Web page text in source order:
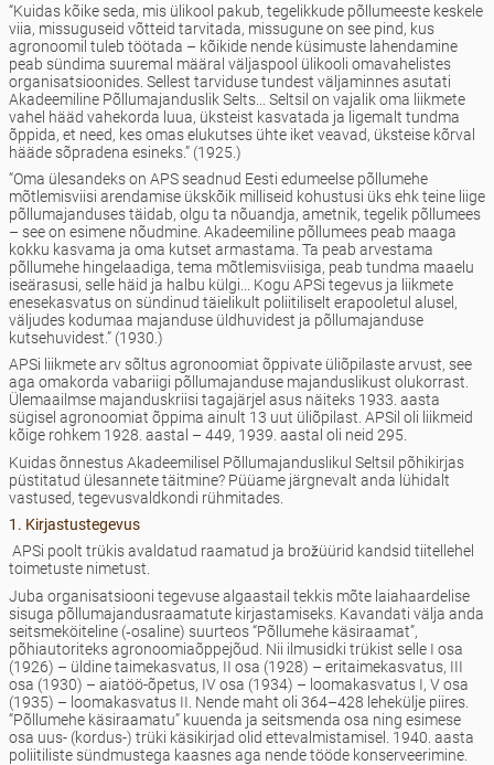
“Kuidas kõike seda, mis ülikool pakub, tegelikkude põllumeeste keskele
viia, missuguseid võtteid tarvitada, missugune on see pind, kus
agronoomil tuleb töötada – kõikide nende küsimuste lahendamine
peab sündima suuremal määral väljaspool ülikooli omavahelistes
organisatsioonides. Sellest tarviduse tundest väljaminnes asutati
Akadeemiline Põllumajanduslik Selts... Seltsil on vajalik oma liikmete
vahel hääd vahekorda luua, üksteist kasvatada ja ligemalt tundma
õppida, et need, kes omas elukutses ühte iket veavad, üksteise kõrval
hääde sõpradena esineks.” (1925.)
“Oma ülesandeks on APS seadnud Eesti edumeelse põllumehe
mõtlemisviisi arendamise ükskõik milliseid kohustusi üks ehk teine liige
põllumajanduses täidab, olgu ta nõuandja, ametnik, tegelik põllumees
– see on esimene nõudmine. Akadeemiline põllumees peab maaga
kokku kasvama ja oma kutset armastama. Ta peab arvestama
põllumehe hingelaadiga, tema mõtlemisviisiga, peab tundma maaelu
iseärasusi, selle häid ja halbu külgi... Kogu APSi tegevus ja liikmete
enesekasvatus on sündinud täielikult poliitiliselt erapooletul alusel,
väljudes kodumaa majanduse üldhuvidest ja põllumajanduse
kutsehuvidest.” (1930.)
APSi liikmete arv sõltus agronoomiat õppivate üliõpilaste arvust, see
aga omakorda vabariigi põllumajanduse majanduslikust olukorrast.
Ülemaailmse majanduskriisi tagajärjel asus näiteks 1933. aasta
sügisel agronoomiat õppima ainult 13 uut üliõpilast. APSil oli liikmeid
kõige rohkem 1928. aastal – 449, 1939. aastal oli neid 295.
Kuidas õnnestus Akadeemilisel Põllumajanduslikul Seltsil põhikirjas
püstitatud ülesannete täitmine? Püüame järgnevalt anda lühidalt
vastused, tegevusvaldkondi rühmitades.
1. Kirjastustegevus
APSi poolt trükis avaldatud raamatud ja brožüürid kandsid tiitellehel
toimetuste nimetust.
Juba organisatsiooni tegevuse algaastail tekkis mõte laiahaardelise
sisuga põllumajandusraamatute kirjastamiseks. Kavandati välja anda
seitsmeköiteline (‑osaline) suurteos “Põllumehe käsiraamat”,
põhiautoriteks agronoomiaõppejõud. Nii ilmusidki trükist selle I osa
(1926) – üldine taimekasvatus, II osa (1928) – eritaimekasvatus, III
osa (1930) – aiatöö-õpetus, IV osa (1934) – loomakasvatus I, V osa
(1935) – loomakasvatus II. Nende maht oli 364–428 lehekülje piires.
“Põllumehe käsiraamatu” kuuenda ja seitsmenda osa ning esimese
osa uus- (kordus-) trüki käsikirjad olid ettevalmistamisel. 1940. aasta
poliitiliste sündmustega kaasnes aga nende tööde konserveerimine.